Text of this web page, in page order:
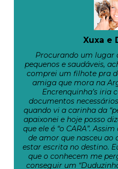
Xuxa e
Procurando um lugar
pequenos e saudáveis,
comprei um filhote pra
amiga que mora na
Encrenquinha’s iria
documentos
quando vi a carinha da
apaixonei e hoje posso
que ele é “o CARA”.
de amor que nasceu ao
estar escrita no destino.
que o conhecem me
conseguir um